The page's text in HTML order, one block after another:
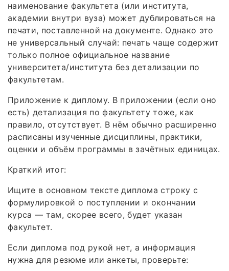
наименование факультета (или института,
академии внутри вуза) может дублироваться на
печати, поставленной на документе. Однако это
не универсальный случай: печать чаще содержит
только полное официальное название
университета/института без детализации по
факультетам.
Приложение к диплому. В приложении (если оно
есть) детализация по факультету тоже, как
правило, отсутствует. В нём обычно расширенно
расписаны изученные дисциплины, практики,
оценки и объём программы в зачётных единицах.
Краткий итог:
Ищите в основном тексте диплома строку с
формулировкой о поступлении и окончании
курса — там, скорее всего, будет указан
факультет.
Если диплома под рукой нет, а информация
нужна для резюме или анкеты, проверьте: